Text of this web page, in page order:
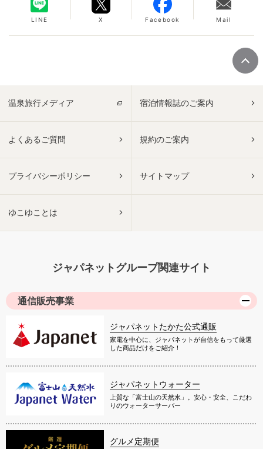
LINE X Facebook Mail
温泉旅行メディア 宿泊情報誌のご案内
よくあるご質問 規約のご案内
プライバシーポリシー サイトマップ
ゆこゆことは
ジャパネットグループ関連サイト
通信販売事業
ジャパネットたかた公式通販
家電を中心に、ジャパネットが自信をもって厳選
した商品だけをご紹介！
ジャパネットウォーター
上質な「富士山の天然水」。安心・安全、こだわ
りのウォーターサーバー
グルメ定期便